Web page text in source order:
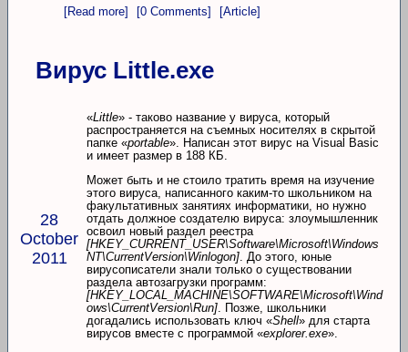
[Read more]
[0 Comments] [Article]
Вирус Little.exe
28
October
2011
«Little» - таково название у вируса, который
распространяется на съемных носителях в скрытой
папке «portable». Написан этот вирус на Visual Basic
и имеет размер в 188 КБ.
Может быть и не стоило тратить время на изучение
этого вируса, написанного каким-то школьником на
факультативных занятиях информатики, но нужно
отдать должное создателю вируса: злоумышленник
освоил новый раздел реестра
[HKEY_CURRENT_USER\Software\Microsoft\Windows
NT\CurrentVersion\Winlogon] . До этого, юные
вирусописатели знали только о существовании
раздела автозагрузки программ:
[HKEY_LOCAL_MACHINE\SOFTWARE\Microsoft\Wind
ows\CurrentVersion\Run] . Позже, школьники
догадались использовать ключ «Shell» для старта
вирусов вместе с программой «explorer.exe».